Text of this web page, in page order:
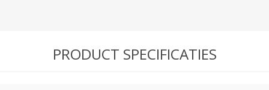
PRODUCT SPECIFICATIES